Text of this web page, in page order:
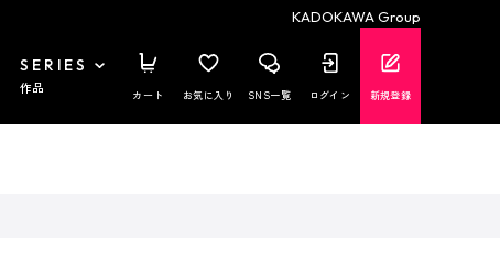
KADOKAWA Group
SERIES
作品 カート お気に入り SNS一覧 ログイン 新規登録